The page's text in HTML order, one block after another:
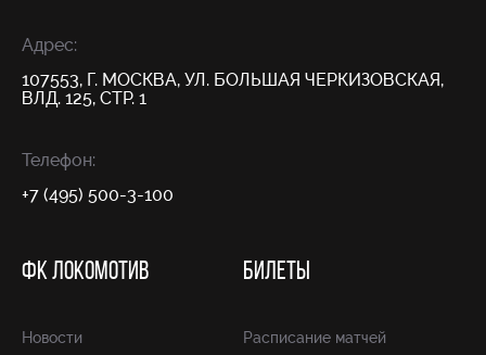
Адрес:
107553, Г. МОСКВА, УЛ. БОЛЬШАЯ ЧЕРКИЗОВСКАЯ,
ВЛД. 125, СТР. 1
Телефон:
+7 (495) 500-3-100
ФК ЛОКОМОТИВ
Новости
БИЛЕТЫ
Расписание матчей